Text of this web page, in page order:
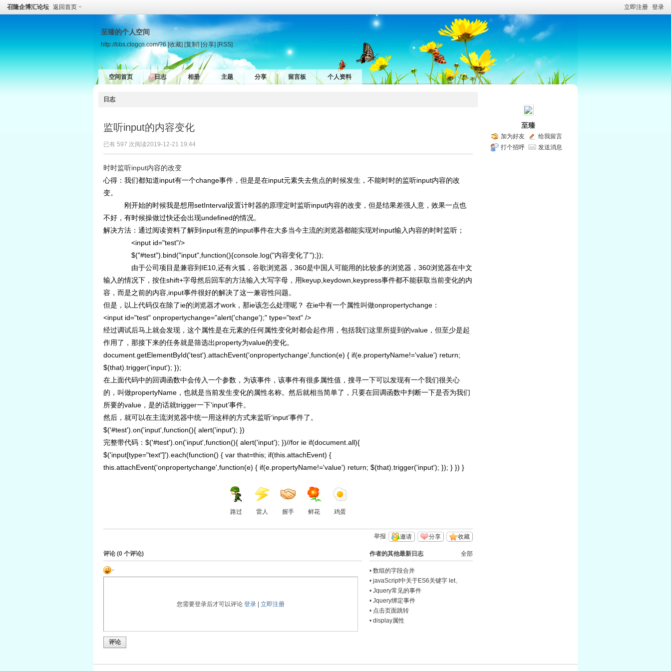
立即注册 登录
召隆企博汇论坛 返回首页
至臻的个人空间
http://bbs.clogcn.com/?6 [收藏] [复制] [分享] [RSS]
空间首页 日志 相册 主题 分享 留言板 个人资料
日志
监听input的内容变化
已有 597 次阅读2019-12-21 19:44
时时监听input内容的改变
心得：我们都知道input有一个change事件，但是是在input元素失去焦点的时候发生，不能时时的监听input内容的改
变。
刚开始的时候我是想用setInterval设置计时器的原理定时监听input内容的改变，但是结果差强人意，效果一点也
不好，有时候操做过快还会出现undefined的情况。
解决方法：通过阅读资料了解到input有意的input事件在大多当今主流的浏览器都能实现对input输入内容的时时监听；
<input id="test"/>
$("#test").bind("input",function(){console.log("内容变化了");});
由于公司项目是兼容到IE10,还有火狐，谷歌浏览器，360是中国人可能用的比较多的浏览器，360浏览器在中文
输入的情况下，按住shift+字母然后回车的方法输入大写字母，用keyup,keydown,keypress事件都不能获取当前变化的内
容，而是之前的内容,input事件很好的解决了这一兼容性问题。
但是，以上代码仅在除了ie的浏览器才work，那ie该怎么处理呢？ 在ie中有一个属性叫做onpropertychange：
<input id="test" onpropertychange="alert('change');" type="text" />
经过调试后马上就会发现，这个属性是在元素的任何属性变化时都会起作用，包括我们这里所提到的value，但至少是起
作用了，那接下来的任务就是筛选出property为value的变化。
document.getElementById('test').attachEvent('onpropertychange',function(e) { if(e.propertyName!='value') return;
$(that).trigger('input'); });
在上面代码中的回调函数中会传入一个参数，为该事件，该事件有很多属性值，搜寻一下可以发现有一个我们很关心
的，叫做propertyName，也就是当前发生变化的属性名称。然后就相当简单了，只要在回调函数中判断一下是否为我们
所要的value，是的话就trigger一下‘input’事件。
然后，就可以在主流浏览器中统一用这样的方式来监听‘input’事件了。
$('#test').on('input',function(){ alert('input'); })
完整带代码：$('#test').on('input',function(){ alert('input'); })//for ie if(document.all){
$('input[type="text"]').each(function() { var that=this; if(this.attachEvent) {
this.attachEvent('onpropertychange',function(e) { if(e.propertyName!='value') return; $(that).trigger('input'); }); } }) }
路过 雷人 握手 鲜花 鸡蛋
收藏
分享
邀请
举报
全部
作者的其他最新日志
• 数组的字段合并
• javaScript中关于ES6关键字 let、
const 与 var 的区别
• Jquery常见的事件
• Jquery绑定事件
• 点击页面跳转
• display属性
评论 (0 个评论)
您需要登录后才可以评论 登录| 立即注册
评论
至臻
加为好友
给我留言
打个招呼
发送消息